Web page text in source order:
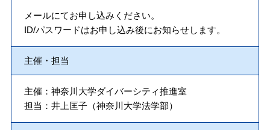
メールにてお申し込みください。
ID/パスワードはお申し込み後にお知らせします。
主催・担当
主催：神奈川大学ダイバーシティ推進室
担当：井上匡子（神奈川大学法学部）